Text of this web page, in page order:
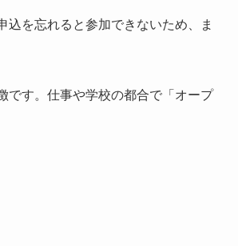
を忘れると参加できないため、ま
です。仕事や学校の都合で「オープ